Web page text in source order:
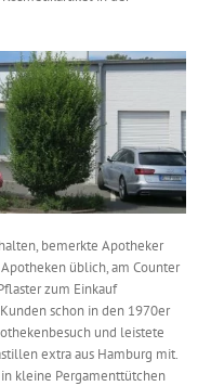
bemerkte Apotheker
üblich, am Counter
zum Einkauf
schon in den 1970er
und leistete
extra aus Hamburg mit.
kleine Pergamenttütchen